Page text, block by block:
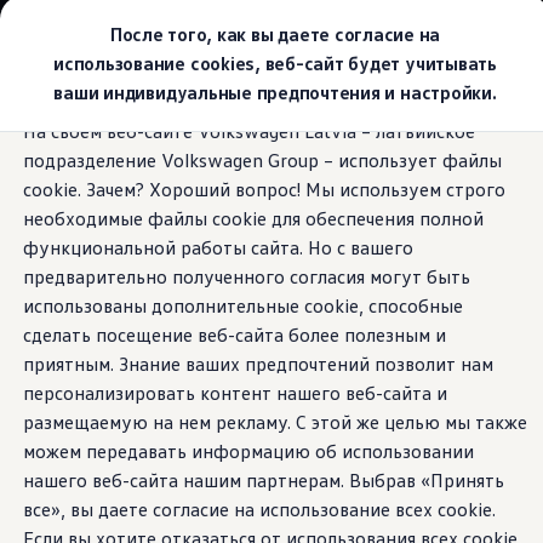
После того, как вы даете согласие на
использование cookies, веб-сайт будет учитывать
ваши индивидуальные предпочтения и настройки.
На своем веб-сайте Volkswagen Latvia – латвийское
подразделение Volkswagen Group – использует файлы
cookie. Зачем? Хороший вопрос! Мы используем строго
необходимые файлы cookie для обеспечения полной
функциональной работы сайта. Но с вашего
предварительно полученного согласия могут быть
использованы дополнительные cookie, способные
сделать посещение веб-сайта более полезным и
приятным. Знание ваших предпочтений позволит нам
персонализировать контент нашего веб-сайта и
размещаемую на нем рекламу. С этой же целью мы также
можем передавать информацию об использовании
нашего веб-сайта нашим партнерам. Выбрав «Принять
все», вы даете согласие на использование всех cookie.
Если вы хотите отказаться от использования всех cookie,
основному
содержанию
нижнему
колонтитулу
Выбери свой Volkswagen
Модельный ряд
Новый ID.Cross
Открой для себя семейство внедорожников
Предложения и услуги
Юбилейное предложение
Автомобильный онлайн-магазин Volkswagen
Обмен автомобилей
Лизинг Volkswagen
Гарантия
Бесплатная регистрация для вашего нового
Взаимодействие в сети простыми словами
VW Connect
Активация
Все службы
VW Connect для Вашего ID.
Обновления (Upgrades)
Car-Net
App-Connect
Fleet Interface Data
O Volkswagen
Получи больше
Владельцы и услуги
We Connect ID. App
Вашцифровой
компаньон